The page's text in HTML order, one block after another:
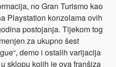
no Gran Turismo kao
Playstation konzolama ovih
postojanja. Tijekom tog
za ukupno šest
demo i ostalih varijacija
sklopu kojih je ova franšiza